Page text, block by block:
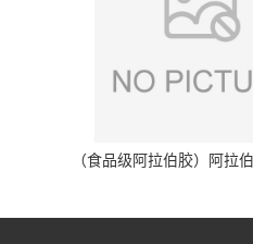
（食品级阿拉伯胶）阿拉